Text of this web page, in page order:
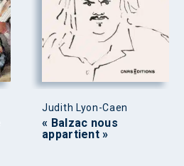
Judith Lyon-Caen
« Balzac nous
appartient »